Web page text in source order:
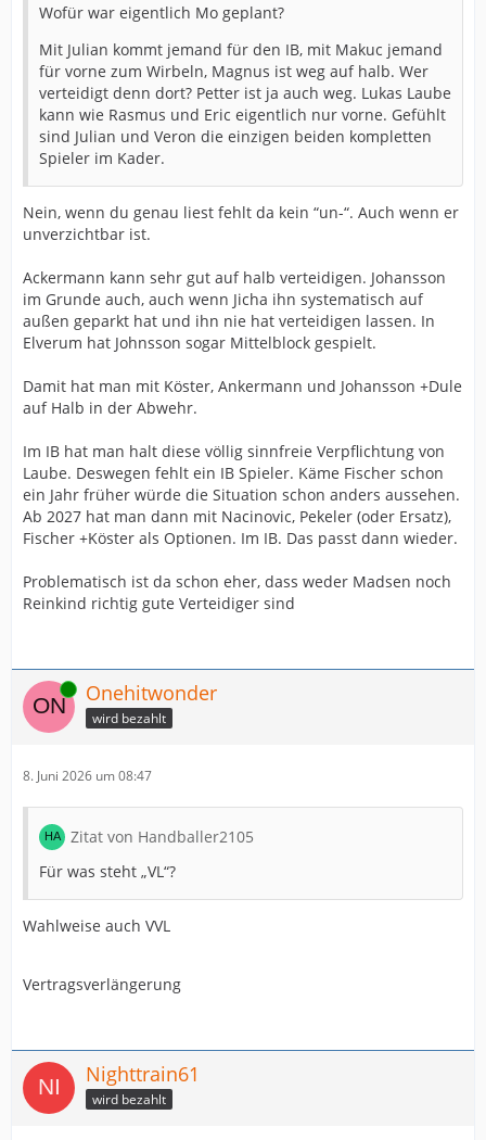
Wofür war eigentlich Mo geplant?
Mit Julian kommt jemand für den IB, mit Makuc jemand
für vorne zum Wirbeln, Magnus ist weg auf halb. Wer
verteidigt denn dort? Petter ist ja auch weg. Lukas Laube
kann wie Rasmus und Eric eigentlich nur vorne. Gefühlt
sind Julian und Veron die einzigen beiden kompletten
Spieler im Kader.
Nein, wenn du genau liest fehlt da kein “un-“. Auch wenn er
unverzichtbar ist.
Ackermann kann sehr gut auf halb verteidigen. Johansson
im Grunde auch, auch wenn Jicha ihn systematisch auf
außen geparkt hat und ihn nie hat verteidigen lassen. In
Elverum hat Johnsson sogar Mittelblock gespielt.
Damit hat man mit Köster, Ankermann und Johansson +Dule
auf Halb in der Abwehr.
Im IB hat man halt diese völlig sinnfreie Verpflichtung von
Laube. Deswegen fehlt ein IB Spieler. Käme Fischer schon
ein Jahr früher würde die Situation schon anders aussehen.
Ab 2027 hat man dann mit Nacinovic, Pekeler (oder Ersatz),
Fischer +Köster als Optionen. Im IB. Das passt dann wieder.
Problematisch ist da schon eher, dass weder Madsen noch
Reinkind richtig gute Verteidiger sind
Online Onehitwonder
wird bezahlt
8. Juni 2026 um 08:47
Zitat von Handballer2105
Für was steht „VL“?
Wahlweise auch VVL
Vertragsverlängerung
Nighttrain61
wird bezahlt